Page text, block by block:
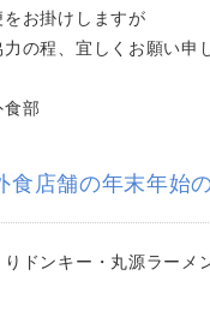
お掛けしますが
の程、宜しくお願い申
部
食店舗の年末年始
ドンキー・丸源ラーメ